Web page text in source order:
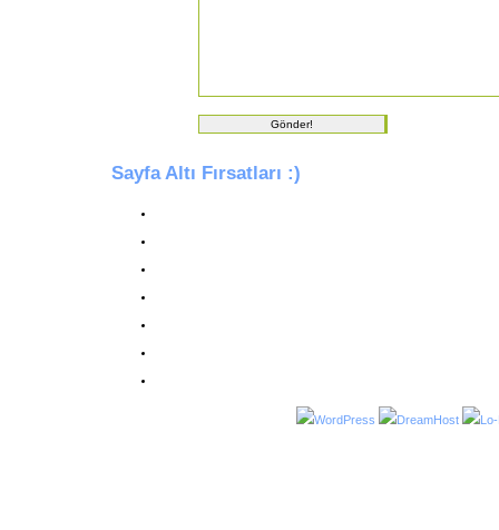
Sayfa Altı Fırsatları :)